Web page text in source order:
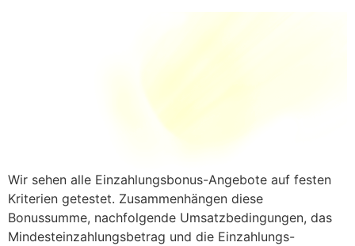
Wir sehen alle Einzahlungsbonus-Angebote auf festen
Kriterien getestet. Zusammenhängen diese
Bonussumme, nachfolgende Umsatzbedingungen, das
Mindesteinzahlungsbetrag und die Einzahlungs-